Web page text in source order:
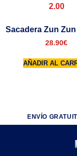
Sacadera Zun Zun
28.90€
AÑADIR AL
ENVÍO